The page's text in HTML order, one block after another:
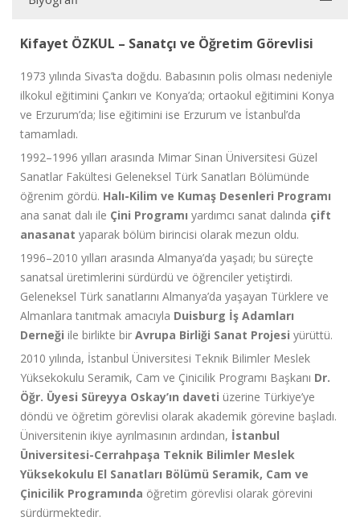
Kifayet ÖZKUL – Sanatçı ve Öğretim Görevlisi
1973 yılında Sivas’ta doğdu. Babasının polis olması nedeniyle
ilkokul eğitimini Çankırı ve Konya’da; ortaokul eğitimini Konya
ve Erzurum’da; lise eğitimini ise Erzurum ve İstanbul’da
tamamladı.
1992–1996 yılları arasında Mimar Sinan Üniversitesi Güzel
Sanatlar Fakültesi Geleneksel Türk Sanatları Bölümünde
öğrenim gördü. Halı-Kilim ve Kumaş Desenleri Programı
ana sanat dalı ile Çini Programı yardımcı sanat dalında çift
anasanat yaparak bölüm birincisi olarak mezun oldu.
1996–2010 yılları arasında Almanya’da yaşadı; bu süreçte
sanatsal üretimlerini sürdürdü ve öğrenciler yetiştirdi.
Geleneksel Türk sanatlarını Almanya’da yaşayan Türklere ve
Almanlara tanıtmak amacıyla Duisburg İş Adamları
Derneği ile birlikte bir Avrupa Birliği Sanat Projesi yürüttü.
2010 yılında, İstanbul Üniversitesi Teknik Bilimler Meslek
Yüksekokulu Seramik, Cam ve Çinicilik Programı Başkanı Dr.
Öğr. Üyesi Süreyya Oskay’ın daveti üzerine Türkiye’ye
döndü ve öğretim görevlisi olarak akademik görevine başladı.
Üniversitenin ikiye ayrılmasının ardından, İstanbul
Üniversitesi-Cerrahpaşa Teknik Bilimler Meslek
Yüksekokulu El Sanatları Bölümü Seramik, Cam ve
Çinicilik Programında öğretim görevlisi olarak görevini
sürdürmektedir.